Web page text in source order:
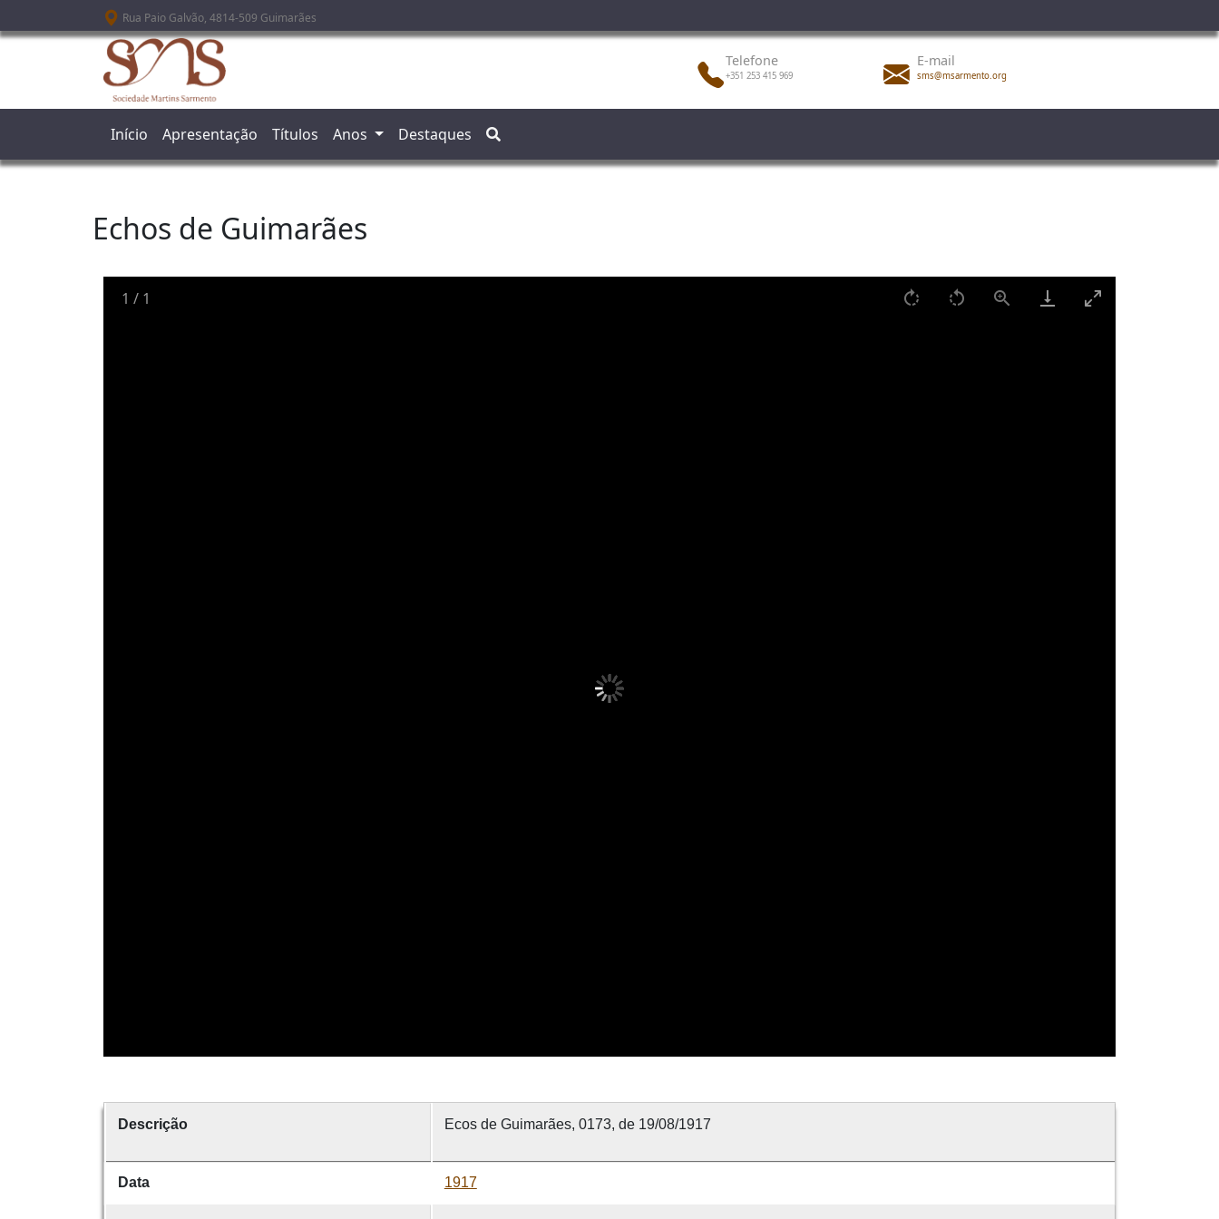
Passar para o conteúdo principal
Rua Paio Galvão, 4814-509 Guimarães
Telefone
+351 253 415 969
E-mail
sms@msarmento.org
Início Apresentação Títulos Anos Destaques
Echos de Guimarães
1 / 1
Descrição Ecos de Guimarães, 0173, de 19/08/1917
Data 1917